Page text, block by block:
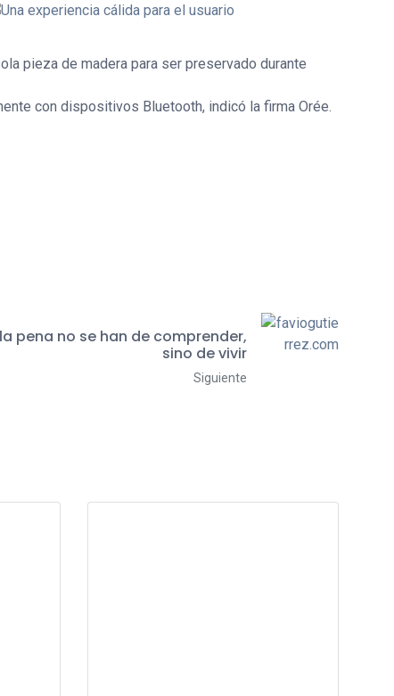
pieza de madera para ser preservado durante
con dispositivos Bluetooth, indicó la firma Orée.
pena no se han de comprender,
sino de vivir
Siguiente